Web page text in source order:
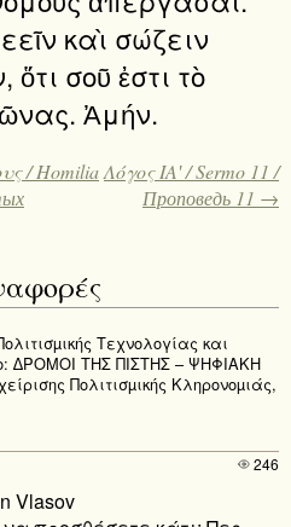
καὶ σώζειν
σοῦ ἐστι τὸ
Ἀμήν.
/ HomiliaΛόγος ΙΑʹ / Sermo 11 /
Проповедь 11 →
Τεχνολογίας και
∆ΡΟΜΟΙ ΤΗΣ ΠΙΣΤΗΣ – ΨΗΦΙΑΚΗ
Πολιτισµικής Κληρονοµιάς,
246
Vlasov